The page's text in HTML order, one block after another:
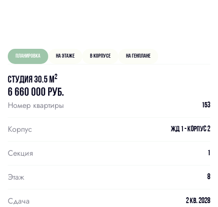
Планировка На этаже В корпусе На генплане
Студия 30.5 м2
6 660 000 руб.
Номер квартиры 153
Корпус ЖД 1 - Корпус 2
Секция 1
Этаж 8
Сдача 2 кв. 2028